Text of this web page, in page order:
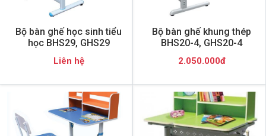
Bộ bàn ghế học sinh tiểu
học BHS29, GHS29
Liên hệ
Bộ bàn ghế khung thép
BHS20-4, GHS20-4
2.050.000đ